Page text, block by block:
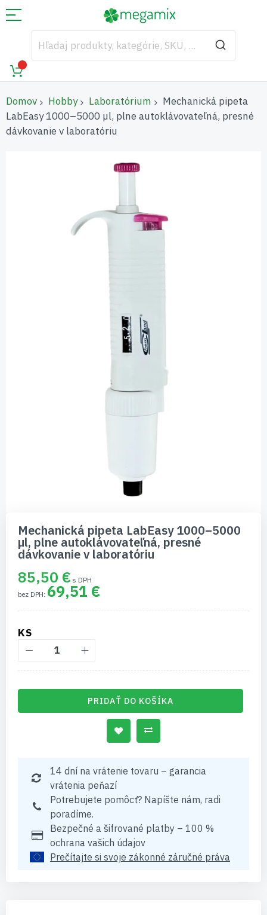
Domov Hobby Laboratórium
Mechanická pipeta
LabEasy 1000–5000 µl, plne autoklávovateľná, presné
dávkovanie v laboratóriu
začiatok
galérie
obrázkov
Mechanická pipeta LabEasy 1000–5000
µl, plne autoklávovateľná, presné
dávkovanie v laboratóriu
85,50 €
69,51 €
KS
PRIDAŤ DO KOŠÍKA
14 dní na vrátenie tovaru – garancia
vrátenia peňazí
Potrebujete pomôcť? Napíšte nám, radi
poradíme.
Bezpečné a šifrované platby – 100 %
ochrana vašich údajov
Prečítajte si svoje zákonné záručné práva